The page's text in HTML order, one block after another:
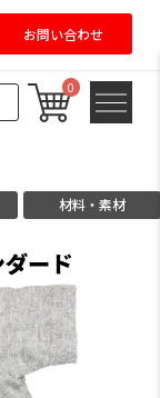
0
お問い合わせ
材料・素材